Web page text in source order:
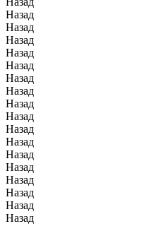
Назад
Назад
Назад
Назад
Назад
Назад
Назад
Назад
Назад
Назад
Назад
Назад
Назад
Назад
Назад
Назад
Назад